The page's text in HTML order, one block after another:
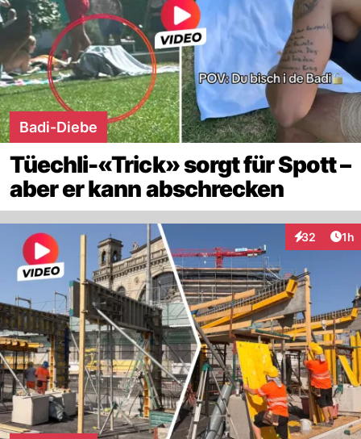
Badi-Diebe
Tüechli-«Trick» sorgt für Spott –
aber er kann abschrecken
32
Interaktionen
1h